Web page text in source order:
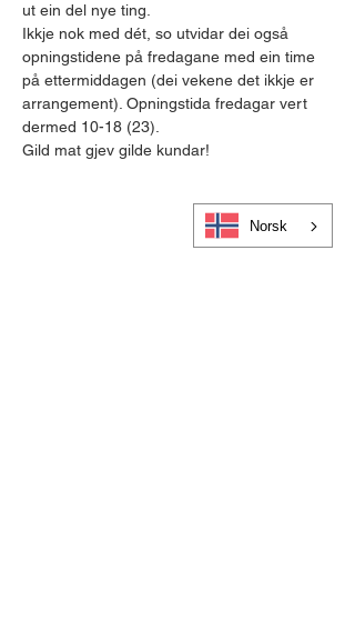
ut ein del nye ting.
Ikkje nok med dét, so utvidar dei også
opningstidene på fredagane med ein time
på ettermiddagen (dei vekene det ikkje er
arrangement). Opningstida fredagar vert
dermed 10-18 (23).
Gild mat gjev gilde kundar!
Norsk